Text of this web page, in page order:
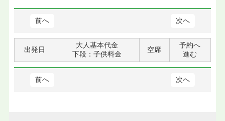
前へ 次へ
出発日
大人基本代金
下段：子供料金
空席
予約へ
進む
前へ 次へ